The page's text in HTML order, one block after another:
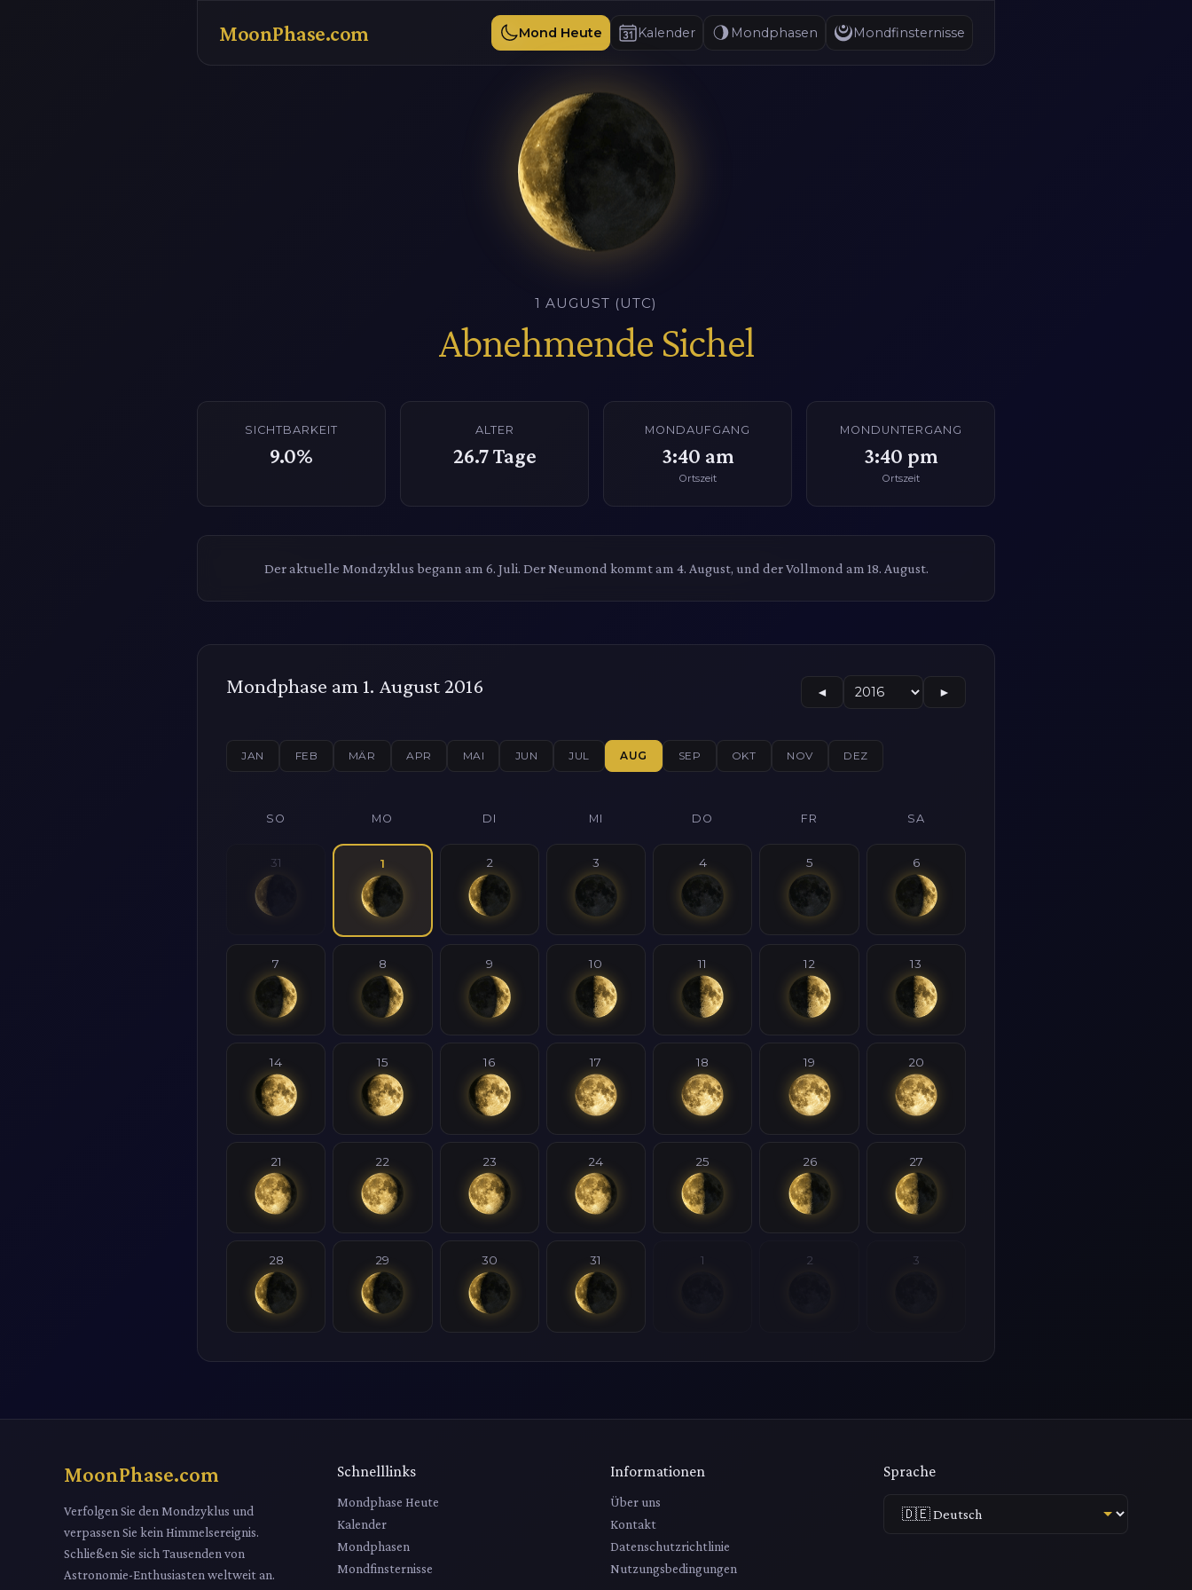
MoonPhase.com Mond Heute Kalender Mondphasen Mondfinsternisse
1 AUGUST (UTC)
Abnehmende Sichel
SICHTBARKEIT
9.0%
ALTER
26.7Tage
MONDAUFGANG
3:40 am
Ortszeit
MONDUNTERGANG
3:40 pm
Ortszeit
Der aktuelle Mondzyklus begann am 6. Juli. Der Neumond kommt am 4. August, und der Vollmond am 18. August.
Mondphase am 1. August 2016 ◄ ►
JAN FEB MÄR APR MAI JUN JUL AUG SEP OKT NOV DEZ
SO MO DI MI DO FR SA
31 1 2 3 4 5 6
7 8 9 10 11 12 13
14 15 16 17 18 19 20
21 22 23 24 25 26 27
28 29 30 31 1 2 3
MoonPhase.com
Verfolgen Sie den Mondzyklus und
verpassen Sie kein Himmelsereignis.
Schließen Sie sich Tausenden von
Astronomie-Enthusiasten weltweit an.
Schnelllinks
Mondphase Heute
Kalender
Mondphasen
Mondfinsternisse
Informationen
Über uns
Kontakt
Datenschutzrichtlinie
Nutzungsbedingungen
Sprache